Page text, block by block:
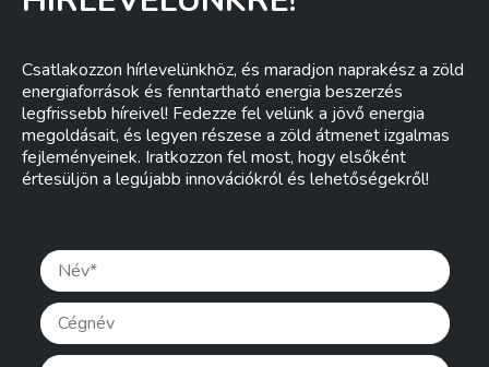
Csatlakozzon hírlevelünkhöz, és maradjon naprakész a zöld
energiaforrások és fenntartható energia beszerzés
legfrissebb híreivel! Fedezze fel velünk a jövő energia
megoldásait, és legyen részese a zöld átmenet izgalmas
fejleményeinek. Iratkozzon fel most, hogy elsőként
értesüljön a legújabb innovációkról és lehetőségekről!